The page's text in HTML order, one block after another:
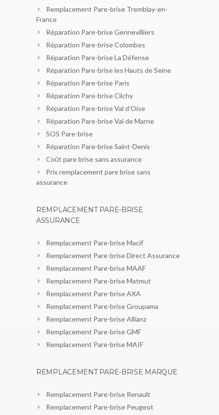
Remplacement Pare-brise Tremblay-en-
France
Réparation Pare-brise Gennevilliers
Réparation Pare-brise Colombes
Réparation Pare-brise La Défense
Réparation Pare-brise les Hauts de Seine
Réparation Pare-brise Paris
Réparation Pare-brise Clichy
Réparation Pare-brise Val d’Oise
Réparation Pare-brise Val de Marne
SOS Pare-brise
Réparation Pare-brise Saint-Denis
Coût pare brise sans assurance
Prix remplacement pare brise sans
assurance
REMPLACEMENT PARE-BRISE
ASSURANCE
Remplacement Pare-brise Macif
Remplacement Pare-brise Direct Assurance
Remplacement Pare-brise MAAF
Remplacement Pare-brise Matmut
Remplacement Pare-brise AXA
Remplacement Pare-brise Groupama
Remplacement Pare-brise Allianz
Remplacement Pare-brise GMF
Remplacement Pare-brise MAIF
REMPLACEMENT PARE-BRISE MARQUE
Remplacement Pare-brise Renault
Remplacement Pare-brise Peugeot